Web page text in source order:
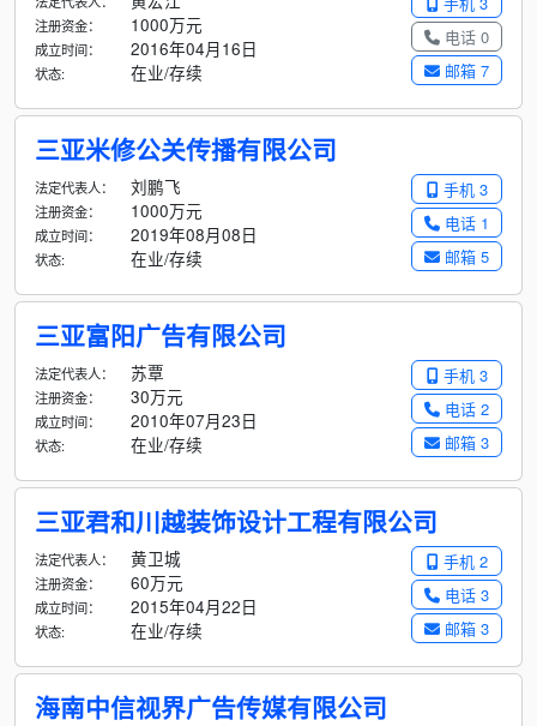
电话 0
邮箱 7
注册资金： 1000万元
成立时间： 2016年04月16日
状态: 在业/存续
三亚米修公关传播有限公司
手机 3
电话 1
邮箱 5
法定代表人： 刘鹏飞
注册资金： 1000万元
成立时间： 2019年08月08日
状态: 在业/存续
三亚富阳广告有限公司
手机 3
电话 2
邮箱 3
法定代表人： 苏覃
注册资金： 30万元
成立时间： 2010年07月23日
状态: 在业/存续
三亚君和川越装饰设计工程有限公司
手机 2
电话 3
邮箱 3
法定代表人： 黄卫城
注册资金： 60万元
成立时间： 2015年04月22日
状态: 在业/存续
海南中信视界广告传媒有限公司